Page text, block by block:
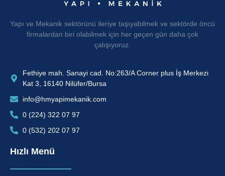
Yapı ve Mekanik sektörünü ileriye taşıyabilmek ve sektörde öncü
firmalardan biri olabilmek için her geçen gün daha çok
çalışıyoruz.
Fethiye mah. Sanayi cad. No:263/A Corner plus İş Merkezi
Kat 3, 16140 Nilüfer/Bursa
info@hmyapimekanik.com
0 (224) 322 07 97
0 (532) 202 07 97
Hızlı Menü